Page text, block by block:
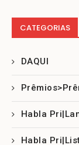
CATEGORIAS
DAQUI
Habla
Habla